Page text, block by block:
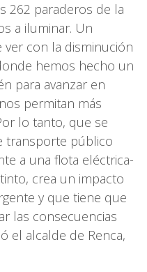
262 paraderos de la
a iluminar. Un
con la disminución
hemos hecho un
para avanzar en
permitan más
lo tanto, que se
transporte público
a una flota eléctrica-
crea un impacto
y que tiene que
las consecuencias
el alcalde de Renca,